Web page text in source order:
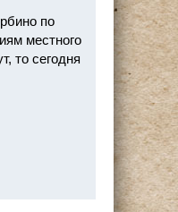
по
местного
то сегодня